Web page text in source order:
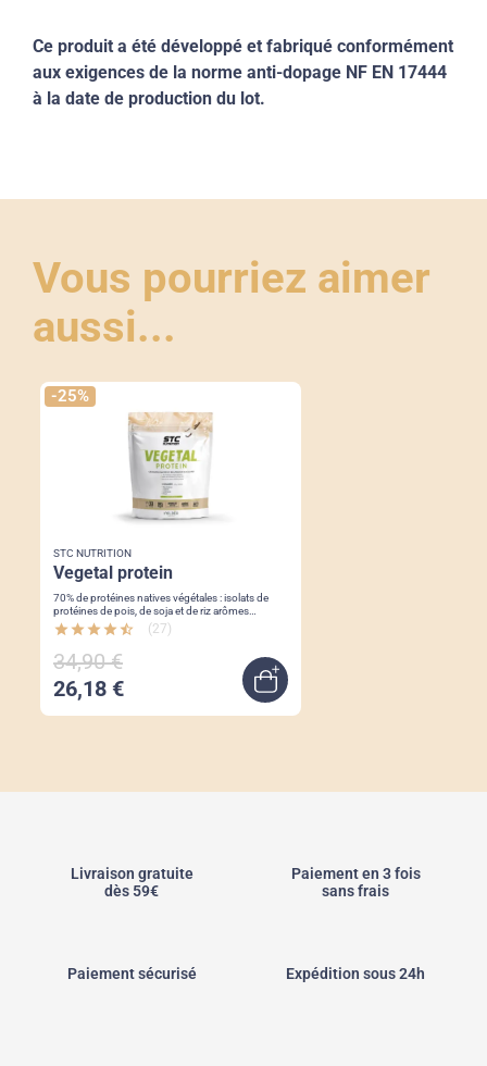
Ce produit a été développé et fabriqué conformément
aux exigences de la norme anti-dopage NF EN 17444
à la date de production du lot.
Vous pourriez aimer
aussi...
-25%
vegetal protein
STC NUTRITION
70% de protéines natives végétales : isolats de
protéines de pois, de soja et de riz arômes
naturels, sans colorant, sans gluten vanille ou
chocolat
star star star star star_half (27)
34,90 €
26,18 €
Quick view
Livraison gratuite
dès 59€
Paiement en 3 fois
sans frais
Paiement sécurisé Expédition sous 24h